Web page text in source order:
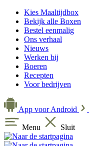
Kies Maaltijdbox
Bekijk alle Boxen
Bestel eenmalig
Ons verhaal
Nieuws
Werken bij
Boeren
Recepten
Voor bedrijven
App voor Android
Menu Sluit